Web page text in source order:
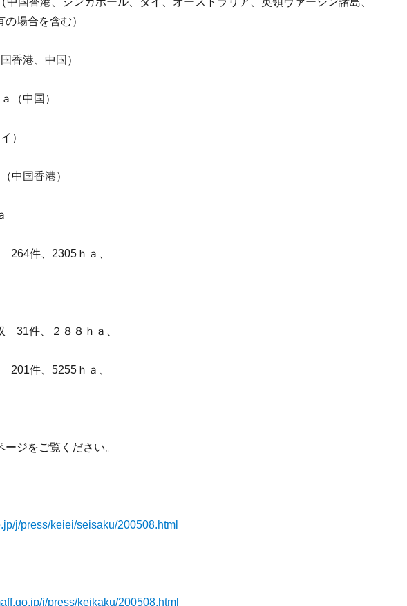
場合を含む）
港、中国）
中国）
）
国香港）
264件、2305ｈａ、
31件、２８８ｈａ、
201件、5255ｈａ、
ジをご覧ください。
j/press/keiei/seisaku/200508.html
j/press/keikaku/200508.html